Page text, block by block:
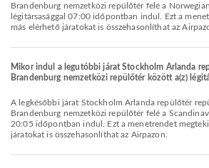
Brandenburg nemzetközi repülőtér felé a
légitársasággal 07:00 időpontban indul. Ezt a
más elérhető járatokat is összehasonlíthat az
Mikor indul a legutóbbi járat Stockholm Arlanda
Brandenburg nemzetközi repülőtér között a(z)
A legkésőbbi járat Stockholm Arlanda repülőtér repülőtérről Berlin
Brandenburg nemzetközi repülőtér felé a
20:05 időpontban indul. Ezt a menetrendet
járatokat is összehasonlíthat az Airpazon.